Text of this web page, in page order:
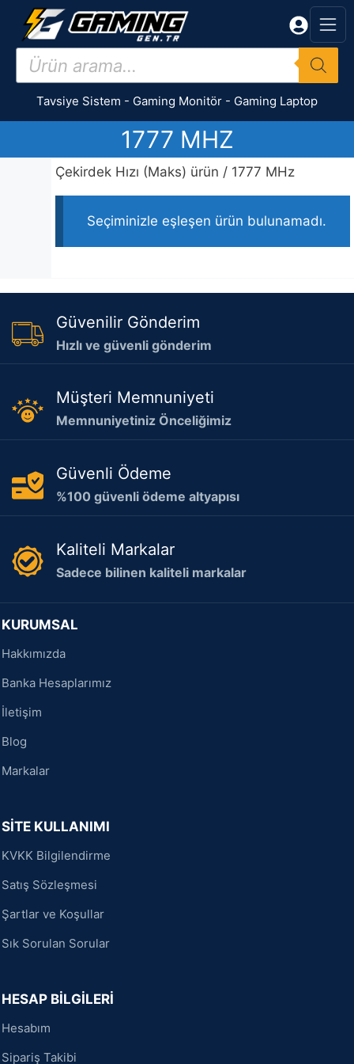
İçeriğe
Products
search
Tavsiye Sistem - Gaming Monitör - Gaming Laptop
1777 MHZ
Çekirdek Hızı (Maks) ürün / 1777 MHz
Seçiminizle eşleşen ürün bulunamadı.
Güvenilir Gönderim
Hızlı ve güvenli gönderim
Müşteri Memnuniyeti
Memnuniyetiniz Önceliğimiz
Güvenli Ödeme
%100 güvenli ödeme altyapısı
Kaliteli Markalar
Sadece bilinen kaliteli markalar
KURUMSAL
Hakkımızda
Banka Hesaplarımız
İletişim
Blog
Markalar
SİTE KULLANIMI
KVKK Bilgilendirme
Satış Sözleşmesi
Şartlar ve Koşullar
Sık Sorulan Sorular
HESAP BİLGİLERİ
Hesabım
Sipariş Takibi